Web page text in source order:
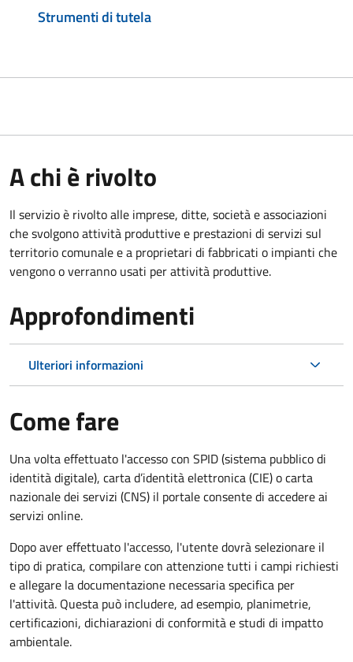
Strumenti di tutela
A chi è rivolto
Il servizio è rivolto alle imprese, ditte, società e associazioni
che svolgono attività produttive e prestazioni di servizi sul
territorio comunale e a proprietari di fabbricati o impianti che
vengono o verranno usati per attività produttive.
Approfondimenti
Ulteriori informazioni
Come fare
Una volta effettuato l'accesso con SPID (sistema pubblico di
identità digitale), carta d’identità elettronica (CIE) o carta
nazionale dei servizi (CNS) il portale consente di accedere ai
servizi online.
Dopo aver effettuato l'accesso, l'utente dovrà selezionare il
tipo di pratica, compilare con attenzione tutti i campi richiesti
e allegare la documentazione necessaria specifica per
l'attività. Questa può includere, ad esempio, planimetrie,
certificazioni, dichiarazioni di conformità e studi di impatto
ambientale.